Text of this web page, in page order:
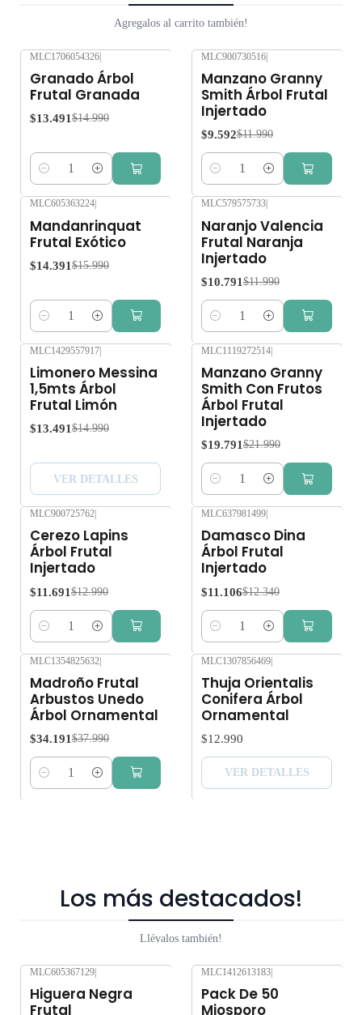
Agregalos al carrito también!
MLC1706054326
Granado Árbol
Frutal Granada
$13.491 $14.990
Cantidad
MLC900730516
Manzano Granny
Smith Árbol Frutal
Injertado
$9.592$11.990
Cantidad
MLC605363224
Mandanrinquat
Frutal Exótico
$14.391 $15.990
Cantidad
MLC579575733
Naranjo Valencia
Frutal Naranja
Injertado
$10.791 $11.990
Cantidad
Agotado
MLC1429557917|
Limonero Messina
1,5mts Árbol
Frutal Limón
$13.491 $14.990
VER DETALLES
MLC1119272514|
Manzano Granny
Smith Con Frutos
Árbol Frutal
Injertado
$19.791 $21.990
Cantidad
MLC900725762
Cerezo Lapins
Árbol Frutal
Injertado
$11.691 $12.990
Cantidad
MLC637981499
Damasco Dina
Árbol Frutal
Injertado
$11.106$12.340
Cantidad
MLC1354825632|
Madroño Frutal
Arbustos Unedo
Árbol Ornamental
$34.191 $37.990
Cantidad
MLC1307856469|
Thuja Orientalis
Conifera Árbol
Ornamental
$12.990
VER DETALLES
Los más destacados!
Llévalos también!
MLC605367129|
Higuera Negra
Frutal
MLC1412613183|
Pack De 50
Miosporo